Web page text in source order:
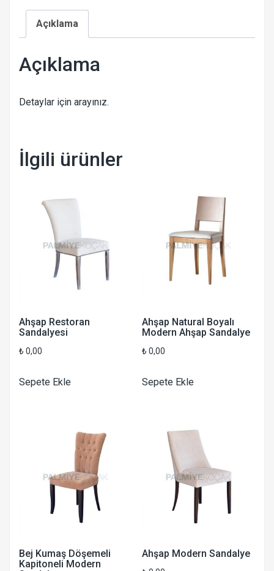
Açıklama
Açıklama
Detaylar için arayınız.
İlgili ürünler
Ahşap Restoran
Sandalyesi
₺ 0,00
Sepete Ekle
Ahşap Natural Boyalı
Modern Ahşap Sandalye
₺ 0,00
Sepete Ekle
Bej Kumaş Döşemeli
Kapitoneli Modern
Ahşap Modern Sandalye